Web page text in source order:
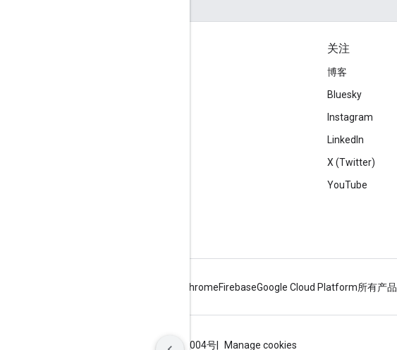
关注
博客
Bluesky
Instagram
LinkedIn
X (Twitter)
YouTube
ChromeFirebaseGoogle Cloud Platform所有产品
ICP证合字B2-20070004号 Manage cookies